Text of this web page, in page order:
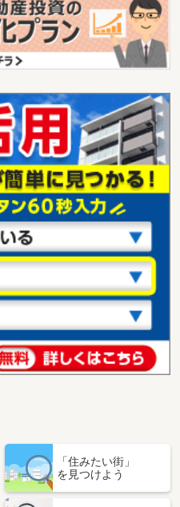
「住みたい街」
を見つけよう